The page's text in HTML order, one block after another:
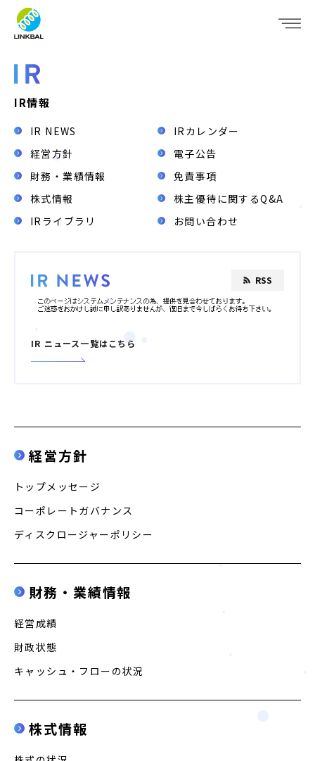
WHO WE ARE
SERVICE
COMPANY
IR
RECRUIT
CONTACT
JP
IR情報
IR NEWS
経営方針
財務・業績情報
株式情報
IRライブラリ
IRカレンダー
電子公告
免責事項
株主優待に関するQ&A
お問い合わせ
RSS
IR ニュース一覧はこちら
経営方針
トップメッセージ
コーポレートガバナンス
ディスクロージャーポリシー
財務・業績情報
経営成績
財政状態
キャッシュ・フローの状況
株式情報